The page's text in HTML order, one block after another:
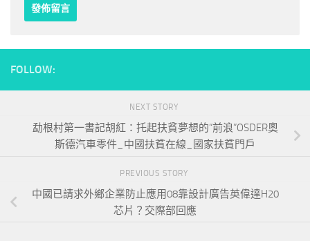
FOLLOW:
NEXT STORY
勐根村第一書記胡紅：托起扶貧夢想的“前浪”OSDER奧
斯德汽車零件_中國扶貧在線_國家扶貧門戶
PREVIOUS STORY
中國已請求外鄉企業防止應用08靠設計廣告英偉達H20
芯片？交際部回應